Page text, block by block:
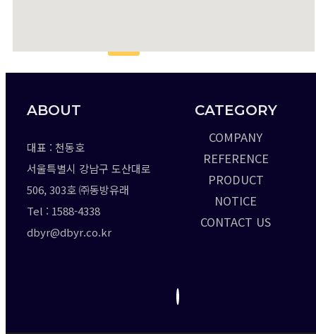
ABOUT
대표 : 천동호
서울특별시 강남구 도산대로
506, 303호 ㈜동방유래
Tel : 1588-4338
dbyr@dbyr.co.kr
CATEGORY
COMPANY
REFERENCE
PRODUCT
NOTICE
CONTACT US